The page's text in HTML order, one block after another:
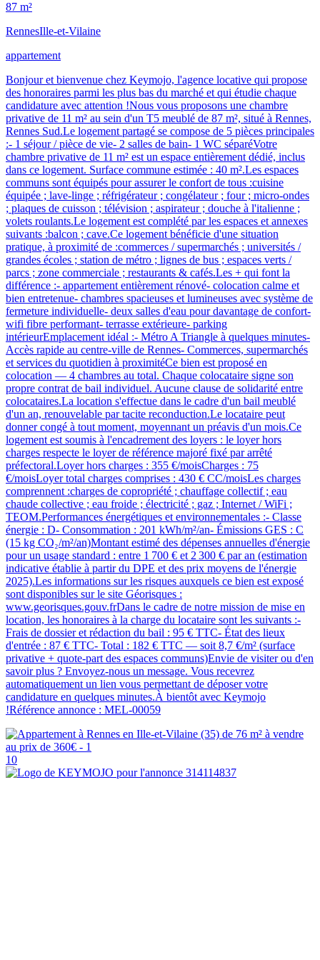
87 m²
RennesIlle-et-Vilaine
appartement
Bonjour et bienvenue chez Keymojo, l'agence locative qui propose
des honoraires parmi les plus bas du marché et qui étudie chaque
candidature avec attention !Nous vous proposons une chambre
privative de 11 m² au sein d'un T5 meublé de 87 m², situé à Rennes,
Rennes Sud.Le logement partagé se compose de 5 pièces principales
:- 1 séjour / pièce de vie- 2 salles de bain- 1 WC séparéVotre
chambre privative de 11 m² est un espace entièrement dédié, inclus
dans ce logement. Surface commune estimée : 40 m².Les espaces
communs sont équipés pour assurer le confort de tous :cuisine
équipée ; lave-linge ; réfrigérateur ; congélateur ; four ; micro-ondes
; plaques de cuisson ; télévision ; aspirateur ; douche à l'italienne ;
volets roulants.Le logement est complété par les espaces et annexes
suivants :balcon ; cave.Ce logement bénéficie d'une situation
pratique, à proximité de :commerces / supermarchés ; universités /
grandes écoles ; station de métro ; lignes de bus ; espaces verts /
parcs ; zone commerciale ; restaurants & cafés.Les + qui font la
différence :- appartement entièrement rénové- colocation calme et
bien entretenue- chambres spacieuses et lumineuses avec système de
fermeture individuelle- deux salles d'eau pour davantage de confort-
wifi fibre performant- terrasse extérieure- parking
intérieurEmplacement idéal :- Métro A Triangle à quelques minutes-
Accès rapide au centre-ville de Rennes- Commerces, supermarchés
et services du quotidien à proximitéCe bien est proposé en
colocation — 4 chambres au total. Chaque colocataire signe son
propre contrat de bail individuel. Aucune clause de solidarité entre
colocataires.La location s'effectue dans le cadre d'un bail meublé
d'un an, renouvelable par tacite reconduction.Le locataire peut
donner congé à tout moment, moyennant un préavis d'un mois.Ce
logement est soumis à l'encadrement des loyers : le loyer hors
charges respecte le loyer de référence majoré fixé par arrêté
préfectoral.Loyer hors charges : 355 €/moisCharges : 75
€/moisLoyer total charges comprises : 430 € CC/moisLes charges
comprennent :charges de copropriété ; chauffage collectif ; eau
chaude collective ; eau froide ; électricité ; gaz ; Internet / WiFi ;
TEOM.Performances énergétiques et environnementales :- Classe
énergie : D- Consommation : 201 kWh/m²/an- Émissions GES : C
(15 kg CO₂/m²/an)Montant estimé des dépenses annuelles d'énergie
pour un usage standard : entre 1 700 € et 2 300 € par an (estimation
indicative établie à partir du DPE et des prix moyens de l'énergie
2025).Les informations sur les risques auxquels ce bien est exposé
sont disponibles sur le site Géorisques :
www.georisques.gouv.frDans le cadre de notre mission de mise en
location, les honoraires à la charge du locataire sont les suivants :-
Frais de dossier et rédaction du bail : 95 € TTC- État des lieux
d'entrée : 87 € TTC- Total : 182 € TTC — soit 8,7 €/m² (surface
privative + quote-part des espaces communs)Envie de visiter ou d'en
savoir plus ? Envoyez-nous un message. Vous recevrez
automatiquement un lien vous permettant de déposer votre
candidature en quelques minutes.À bientôt avec Keymojo
!Référence annonce : MEL-00059
10